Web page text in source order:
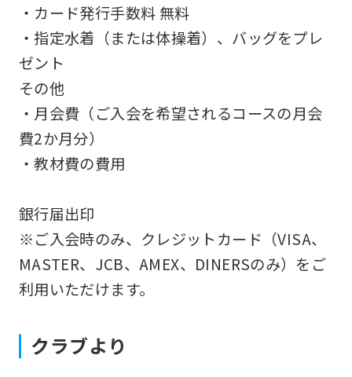
・カード発行手数料 無料
・指定水着（または体操着）、バッグをプレ
ゼント
その他
・月会費（ご入会を希望されるコースの月会
費2か月分）
・教材費の費用
銀行届出印
※ご入会時のみ、クレジットカード（VISA、
MASTER、JCB、AMEX、DINERSのみ）をご
利用いただけます。
クラブより
translation.
The
differ
We
ask